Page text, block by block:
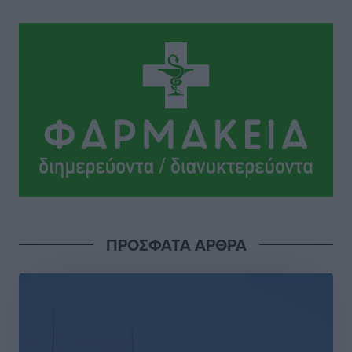
ΠΡΟΣΦΑΤΑ ΑΡΘΡΑ